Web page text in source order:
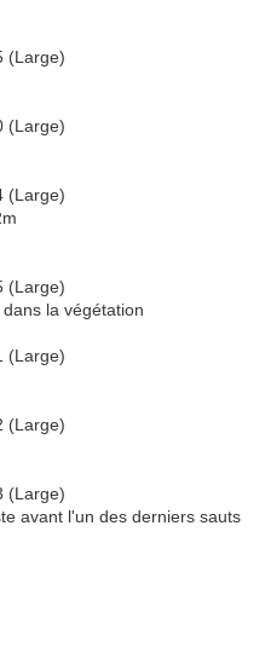
la végétation
avant l'un des derniers sauts